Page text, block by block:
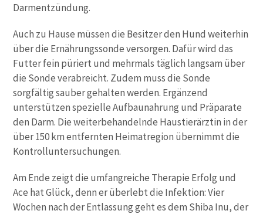
Darmentzündung.
Auch zu Hause müssen die Besitzer den Hund weiterhin
über die Ernährungssonde versorgen. Dafür wird das
Futter fein püriert und mehrmals täglich langsam über
die Sonde verabreicht. Zudem muss die Sonde
sorgfältig sauber gehalten werden. Ergänzend
unterstützen spezielle Aufbaunahrung und Präparate
den Darm. Die weiterbehandelnde Haustierärztin in der
über 150 km entfernten Heimatregion übernimmt die
Kontrolluntersuchungen.
Am Ende zeigt die umfangreiche Therapie Erfolg und
Ace hat Glück, denn er überlebt die Infektion: Vier
Wochen nach der Entlassung geht es dem Shiba Inu, der